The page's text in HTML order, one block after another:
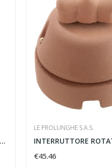
250V AC 16AX 1 MODULO...
LE PROLUNGHE S.A.S.
€45.46